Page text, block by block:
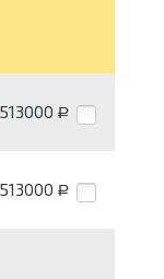
513000 Р
513000 Р